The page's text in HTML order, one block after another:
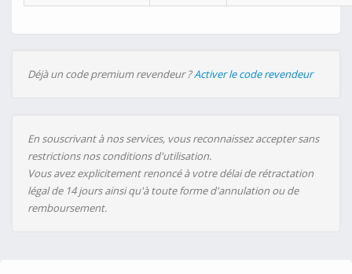
Déjà un code premium revendeur ?Activer le code revendeur
En souscrivant à nos services, vous reconnaissez accepter sans
restrictions nos conditions d'utilisation.
Vous avez explicitement renoncé à votre délai de rétractation
légal de 14 jours ainsi qu'à toute forme d'annulation ou de
remboursement.